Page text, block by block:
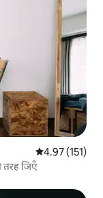
औसत रेटिंग 5 में से
4.97 (151)
तरह जिएँ